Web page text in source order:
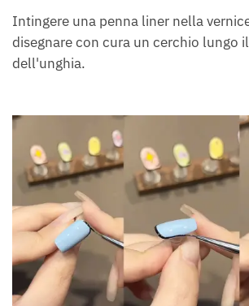
Intingere una penna liner nella
disegnare con cura un cerchio lungo
dell'unghia.